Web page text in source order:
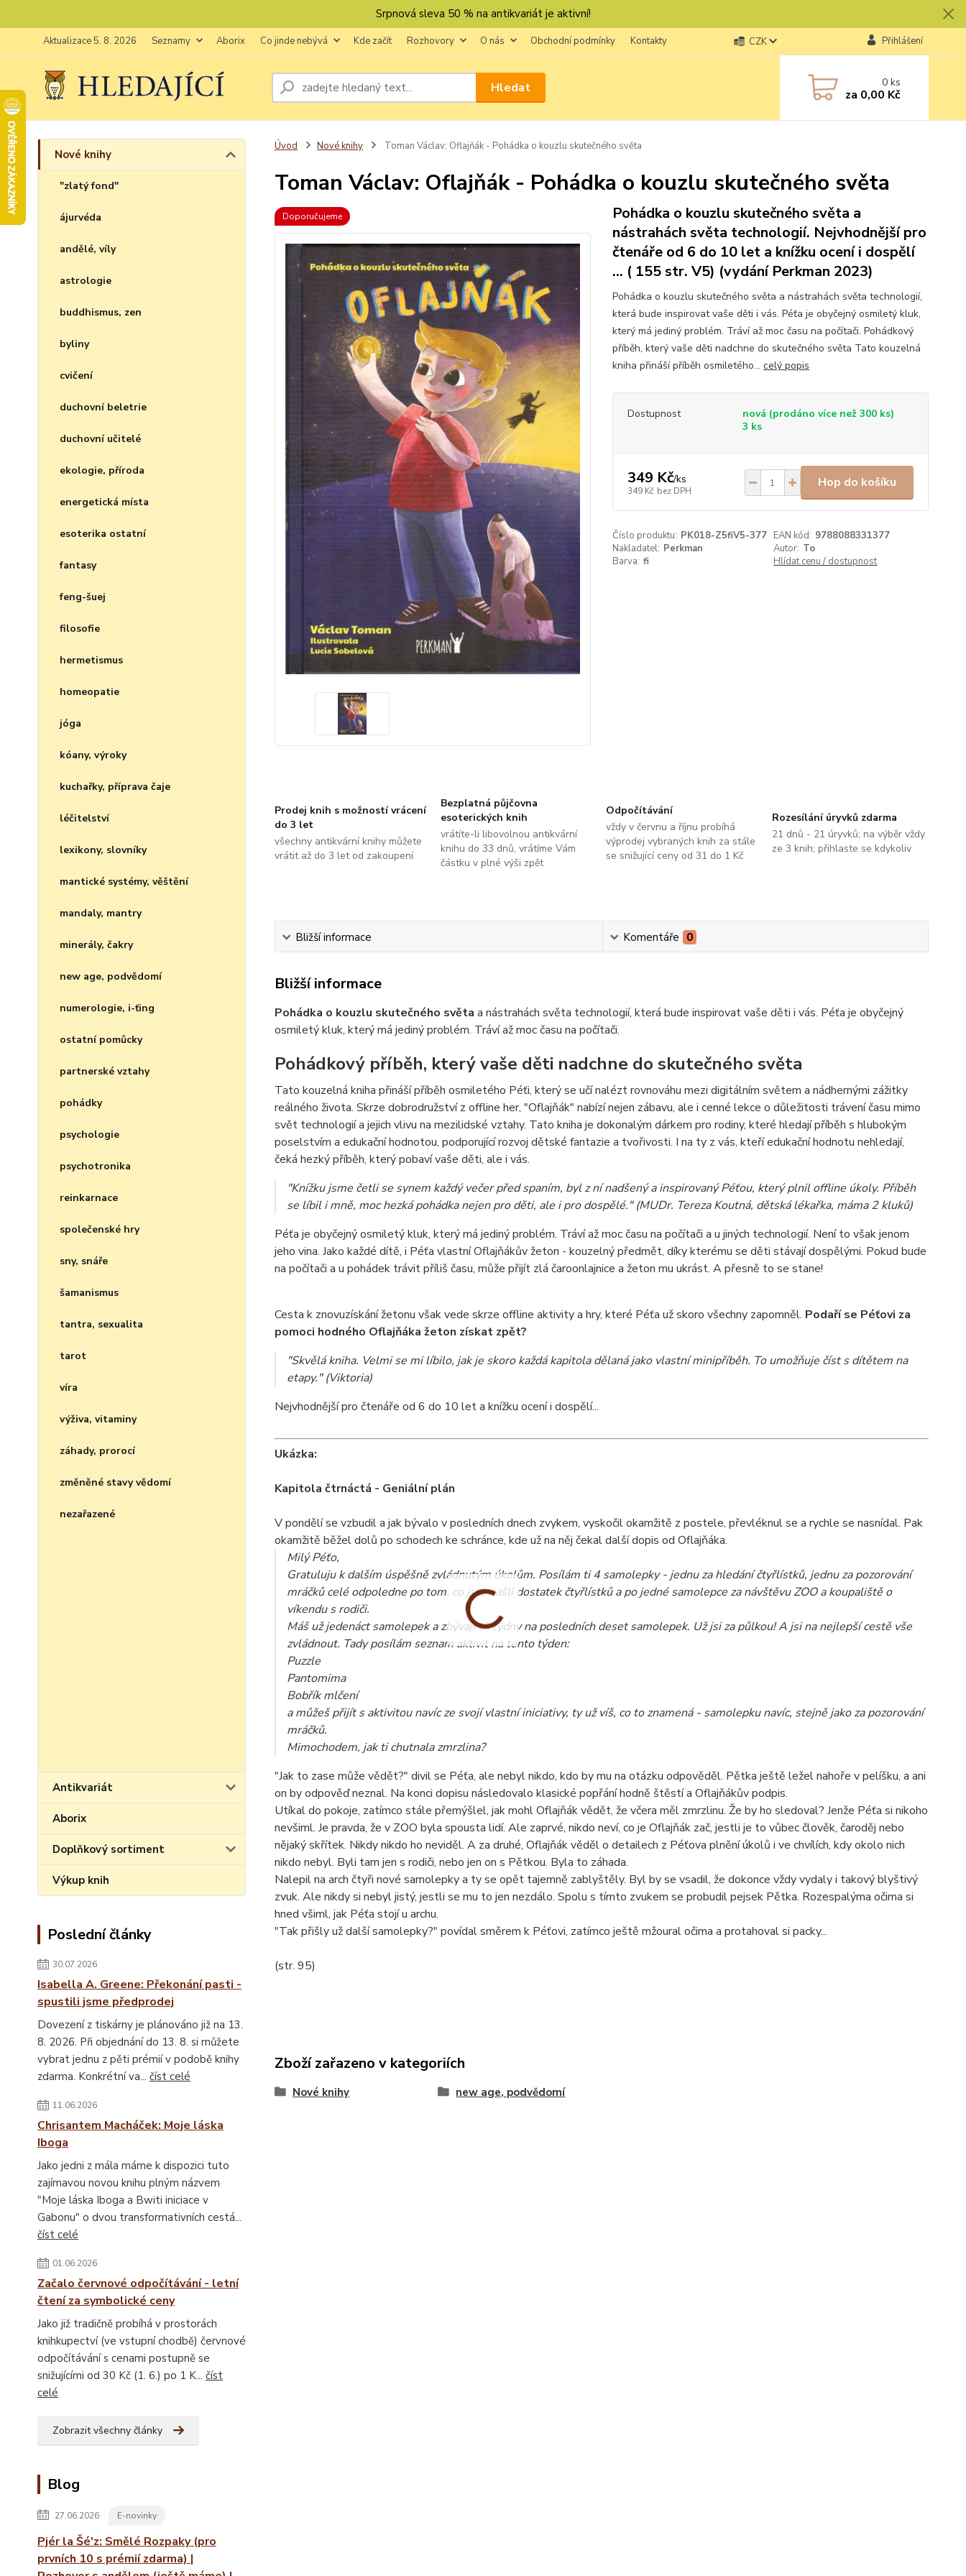
Srpnová sleva 50 % na antikvariát je aktivní!
Aktualizace 5. 8. 2026 Seznamy Aborix Co jinde nebývá Kde začít Rozhovory O nás Obchodní podmínky Kontakty CZK Přihlášení
Hledat 0ks
za 0,00 Kč
Nové knihy
"zlatý fond"
ájurvéda
andělé, víly
astrologie
buddhismus, zen
byliny
cvičení
duchovní beletrie
duchovní učitelé
ekologie, příroda
energetická místa
esoterika ostatní
fantasy
feng-šuej
filosofie
hermetismus
homeopatie
jóga
kóany, výroky
kuchařky, příprava čaje
léčitelství
lexikony, slovníky
mantické systémy, věštění
mandaly, mantry
minerály, čakry
new age, podvědomí
numerologie, i-ťing
ostatní pomůcky
partnerské vztahy
pohádky
psychologie
psychotronika
reinkarnace
společenské hry
sny, snáře
šamanismus
tantra, sexualita
tarot
víra
výživa, vitaminy
záhady, prorocí
změněné stavy vědomí
nezařazené
Antikvariát
Aborix
Doplňkový sortiment
Výkup knih
Poslední články
30.07.2026
Isabella A. Greene: Překonání pasti -
spustili jsme předprodej
Dovezení z tiskárny je plánováno již na 13.
8. 2026. Při objednání do 13. 8. si můžete
vybrat jednu z pěti prémií v podobě knihy
zdarma. Konkrétní va... číst celé
11.06.2026
Chrisantem Macháček: Moje láska
Iboga
Jako jedni z mála máme k dispozici tuto
zajímavou novou knihu plným názvem
"Moje láska Iboga a Bwiti iniciace v
Gabonu" o dvou transformativních cestá...
číst celé
01.06.2026
Začalo červnové odpočítávání - letní
čtení za symbolické ceny
Jako již tradičně probíhá v prostorách
knihkupectví (ve vstupní chodbě) červnové
odpočítávání s cenami postupně se
snižujícími od 30 Kč (1. 6.) po 1 K... číst
celé
Zobrazit všechny články
Blog
27.06.2026 E-novinky
Pjér la Šé'z: Smělé Rozpaky (pro
prvních 10 s prémií zdarma) |
Úvod Nové knihy Toman Václav: Oflajňák - Pohádka o kouzlu skutečného světa
Toman Václav: Oflajňák - Pohádka o kouzlu skutečného světa
Doporučujeme
Pohádka o kouzlu skutečného světa a
nástrahách světa technologií. Nejvhodnější pro
čtenáře od 6 do 10 let a knížku ocení i dospělí
... ( 155 str. V5) (vydání Perkman 2023)
Pohádka o kouzlu skutečného světa a nástrahách světa technologií,
která bude inspirovat vaše děti i vás. Péťa je obyčejný osmiletý kluk,
který má jediný problém. Tráví až moc času na počítači. Pohádkový
příběh, který vaše děti nadchne do skutečného světa Tato kouzelná
kniha přináší příběh osmiletého... celý popis
Dostupnost
nová (prodáno více než 300 ks)
3 ks
349 Kč/ks
349 Kč bez DPH
Hop do košíku
Číslo produktu: PK018-Z5fiV5-377 EAN kód: 9788088331377
Nakladatel: Perkman Autor: To
Barva: fi Hlídat cenu / dostupnost
Prodej knih s možností vrácení
do 3 let
všechny antikvární knihy můžete
vrátit až do 3 let od zakoupení
Bezplatná půjčovna
esoterických knih
vrátíte-li libovolnou antikvární
knihu do 33 dnů, vrátíme Vám
částku v plné výši zpět
Odpočítávání
vždy v červnu a říjnu probíhá
výprodej vybraných knih za stále
se snižující ceny od 31 do 1 Kč
Rozesílání úryvků zdarma
21 dnů - 21 úryvků; na výběr vždy
ze 3 knih; přihlaste se kdykoliv
Bližší informace Komentáře 0
Bližší informace
Pohádka o kouzlu skutečného světa a nástrahách světa technologií, která bude inspirovat vaše děti i vás. Péťa je obyčejný
osmiletý kluk, který má jediný problém. Tráví až moc času na počítači.
Pohádkový příběh, který vaše děti nadchne do skutečného světa
Tato kouzelná kniha přináší příběh osmiletého Péťi, který se učí nalézt rovnováhu mezi digitálním světem a nádhernými zážitky
reálného života. Skrze dobrodružství z offline her, "Oflajňák" nabízí nejen zábavu, ale i cenné lekce o důležitosti trávení času mimo
svět technologií a jejich vlivu na mezilidské vztahy. Tato kniha je dokonalým dárkem pro rodiny, které hledají příběh s hlubokým
poselstvím a edukační hodnotou, podporující rozvoj dětské fantazie a tvořivosti. I na ty z vás, kteří edukační hodnotu nehledají,
čeká hezký příběh, který pobaví vaše děti, ale i vás.
"Knížku jsme četli se synem každý večer před spaním, byl z ní nadšený a inspirovaný Péťou, který plnil offline úkoly. Příběh
se líbil i mně, moc hezká pohádka nejen pro děti, ale i pro dospělé." (MUDr. Tereza Koutná, dětská lékařka, máma 2 kluků)
Péťa je obyčejný osmiletý kluk, který má jediný problém. Tráví až moc času na počítači a u jiných technologií. Není to však jenom
jeho vina. Jako každé dítě, i Péťa vlastní Oflajňákův žeton - kouzelný předmět, díky kterému se děti stávají dospělými. Pokud bude
na počítači a u pohádek trávit příliš času, může přijít zlá čaroonlajnice a žeton mu ukrást. A přesně to se stane!
Cesta k znovuzískání žetonu však vede skrze offline aktivity a hry, které Péťa už skoro všechny zapomněl. Podaří se Péťovi za
pomoci hodného Oflajňáka žeton získat zpět?
"Skvělá kniha. Velmi se mi líbilo, jak je skoro každá kapitola dělaná jako vlastní minipříběh. To umožňuje číst s dítětem na
etapy." (Viktoria)
Nejvhodnější pro čtenáře od 6 do 10 let a knížku ocení i dospělí...
Ukázka:
Kapitola čtrnáctá - Geniální plán
V pondělí se vzbudil a jak bývalo v posledních dnech zvykem, vyskočil okamžitě z postele, převléknul se a rychle se nasnídal. Pak
okamžitě běžel dolů po schodech ke schránce, kde už na něj čekal další dopis od Oflajňáka.
Milý Péťo,
Gratuluju k dalším úspěšně zvládnutým úkolům. Posílám ti 4 samolepky - jednu za hledání čtyřlístků, jednu za pozorování
mráčků celé odpoledne po tom, co jste našli dostatek čtyřlístků a po jedné samolepce za návštěvu ZOO a koupaliště o
víkendu s rodiči.
Máš už jedenáct samolepek a zbývají tři týdny na posledních deset samolepek. Už jsi za půlkou! A jsi na nejlepší cestě vše
zvládnout. Tady posílám seznam aktivit na tento týden:
Puzzle
Pantomima
Bobřík mlčení
a můžeš přijít s aktivitou navíc ze svojí vlastní iniciativy, ty už víš, co to znamená - samolepku navíc, stejně jako za pozorování
mráčků.
Mimochodem, jak ti chutnala zmrzlina?
"Jak to zase může vědět?" divil se Péťa, ale nebyl nikdo, kdo by mu na otázku odpověděl. Pětka ještě ležel nahoře v pelíšku, a ani
on by odpověď neznal. Na konci dopisu následovalo klasické popřání hodně štěstí a Oflajňákův podpis.
Utíkal do pokoje, zatímco stále přemýšlel, jak mohl Oflajňák vědět, že včera měl zmrzlinu. Že by ho sledoval? Jenže Péťa si nikoho
nevšiml. Je pravda, že v ZOO byla spousta lidí. Ale zaprvé, nikdo neví, co je Oflajňák zač, jestli je to vůbec člověk, čaroděj nebo
nějaký skřítek. Nikdy nikdo ho neviděl. A za druhé, Oflajňák věděl o detailech z Péťova plnění úkolů i ve chvílích, kdy okolo nich
nikdo nebyl. Byli tam jen s rodiči, nebo jen on s Pětkou. Byla to záhada.
Nalepil na arch čtyři nové samolepky a ty se opět tajemně zablyštěly. Byl by se vsadil, že dokonce vždy vydaly i takový blyštivý
zvuk. Ale nikdy si nebyl jistý, jestli se mu to jen nezdálo. Spolu s tímto zvukem se probudil pejsek Pětka. Rozespalýma očima si
hned všiml, jak Péťa stojí u archu.
"Tak přišly už další samolepky?" povídal směrem k Péťovi, zatímco ještě mžoural očima a protahoval si packy...
(str. 95)
Zboží zařazeno v kategoriích
Nové knihy new age, podvědomí